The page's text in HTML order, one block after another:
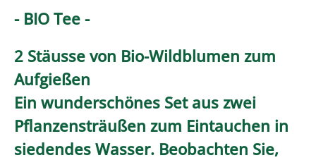
- BIO Tee -
2 Stäusse von Bio-Wildblumen zum
Aufgießen
Ein wunderschönes Set aus zwei
Pflanzensträußen zum Eintauchen in
siedendes Wasser. Beobachten Sie,